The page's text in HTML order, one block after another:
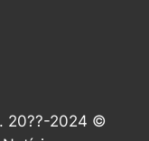
20??-2024 ©